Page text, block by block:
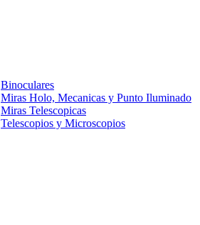
Binoculares
Miras Holo, Mecanicas y Punto Iluminado
Miras Telescopicas
Telescopios y Microscopios